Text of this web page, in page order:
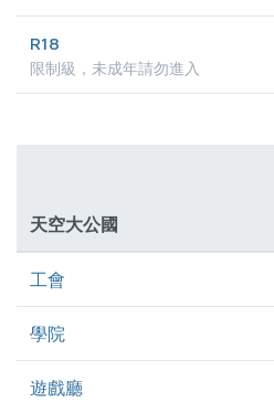
R18
限制級，未成年請勿進入
天空大公國
工會
學院
遊戲廳